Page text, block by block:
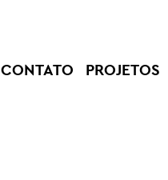
CONTATO PROJETOS